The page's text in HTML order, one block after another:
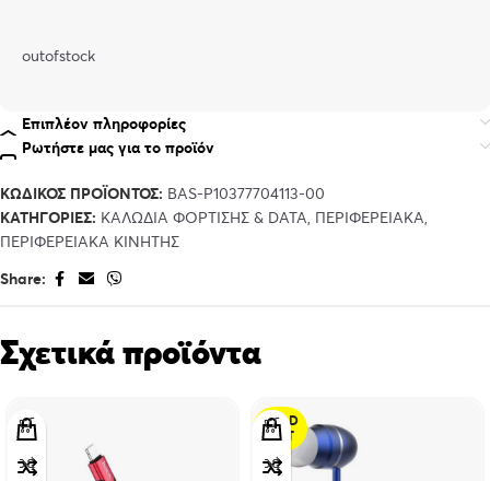
outofstock
Επιπλέον πληροφορίες
Ρωτήστε μας για το προϊόν
ΚΩΔΙΚΌΣ ΠΡΟΪΌΝΤΟΣ: BAS-P10377704113-00
ΚΑΤΗΓΟΡΊΕΣ: ΚΑΛΩΔΙΑ ΦΟΡΤΙΣΗΣ & DATA, ΠΕΡΙΦΕΡΕΙΑΚΑ,
ΠΕΡΙΦΕΡΕΙΑΚΑ ΚΙΝΗΤΗΣ
Share:
Σχετικά προϊόντα
SOLD
OUT